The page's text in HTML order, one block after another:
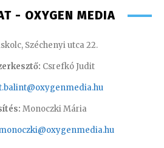
- OXYGEN MEDIA
Széchenyi utca 22.
Csrefkó Judit
Monoczki Mária